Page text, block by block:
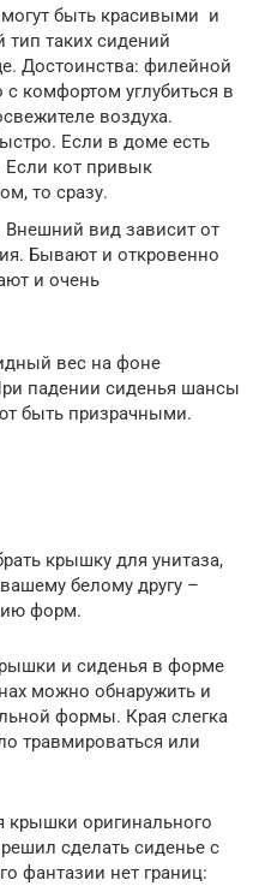
быть красивыми и
таких сидений
Достоинства: филейной
комфортом углубиться в
воздуха.
Если в доме есть
Если кот привык
то сразу.
вид зависит от
Бывают и откровенно
и очень
вес на фоне
падении сиденья шансы
быть призрачными.
крышку для унитаза,
белому другу –
форм.
и сиденья в форме
можно обнаружить и
формы. Края слегка
травмироваться или
крышки оригинального
сделать сиденье с
фантазии нет границ: